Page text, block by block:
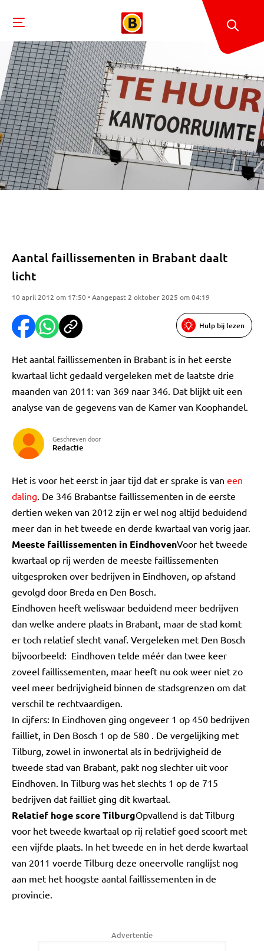
Aantal faillissementen in Brabant daalt
licht
10 april 2012 om 17:50 • Aangepast 2 oktober 2025 om 04:19
Hulp bij lezen
Het aantal faillissementen in Brabant is in het eerste
kwartaal licht gedaald vergeleken met de laatste drie
maanden van 2011: van 369 naar 346. Dat blijkt uit een
analyse van de gegevens van de Kamer van Koophandel.
Geschreven door
Redactie
Het is voor het eerst in jaar tijd dat er sprake is van een
daling. De 346 Brabantse faillissementen in de eerste
dertien weken van 2012 zijn er wel nog altijd beduidend
meer dan in het tweede en derde kwartaal van vorig jaar.
Meeste faillissementen in EindhovenVoor het tweede
kwartaal op rij werden de meeste faillissementen
uitgesproken over bedrijven in Eindhoven, op afstand
gevolgd door Breda en Den Bosch.
Eindhoven heeft weliswaar beduidend meer bedrijven
dan welke andere plaats in Brabant, maar de stad komt
er toch relatief slecht vanaf. Vergeleken met Den Bosch
bijvoorbeeld: Eindhoven telde méér dan twee keer
zoveel faillissementen, maar heeft nu ook weer niet zo
veel meer bedrijvigheid binnen de stadsgrenzen om dat
verschil te rechtvaardigen.
In cijfers: In Eindhoven ging ongeveer 1 op 450 bedrijven
failliet, in Den Bosch 1 op de 580 . De vergelijking met
Tilburg, zowel in inwonertal als in bedrijvigheid de
tweede stad van Brabant, pakt nog slechter uit voor
Eindhoven. In Tilburg was het slechts 1 op de 715
bedrijven dat failliet ging dit kwartaal.
Relatief hoge score TilburgOpvallend is dat Tilburg
voor het tweede kwartaal op rij relatief goed scoort met
een vijfde plaats. In het tweede en in het derde kwartaal
van 2011 voerde Tilburg deze oneervolle ranglijst nog
aan met het hoogste aantal faillissementen in de
provincie.
Advertentie